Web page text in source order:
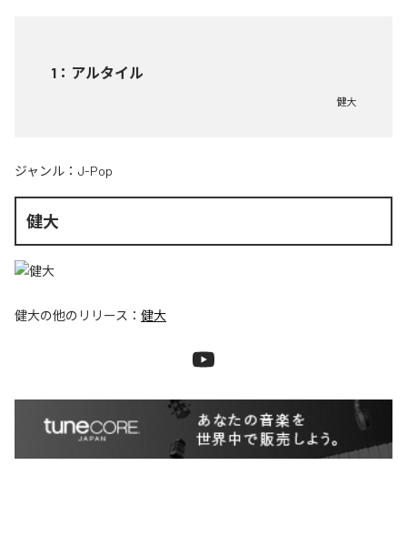
1 ： アルタイル
健大
ジャンル： J-Pop
健大
健大の他のリリース： 健大